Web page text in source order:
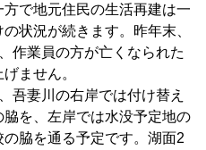
で地元住民の生活再建は一
状況が続きます。昨年末、
作業員の方が亡くなられた
ません。
吾妻川の右岸では付け替え
を、左岸では水没予定地の
脇を通る予定です。湖面2